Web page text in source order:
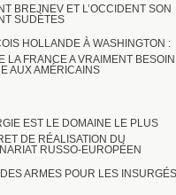
BREJNEV ET L’OCCIDENT SON
SUDÈTES
HOLLANDE À WASHINGTON :
LA FRANCE A VRAIMENT BESOIN
AUX AMÉRICAINS
EST LE DOMAINE LE PLUS
DE RÉALISATION DU
RUSSO-EUROPÉEN
ARMES POUR LES INSURGÉS